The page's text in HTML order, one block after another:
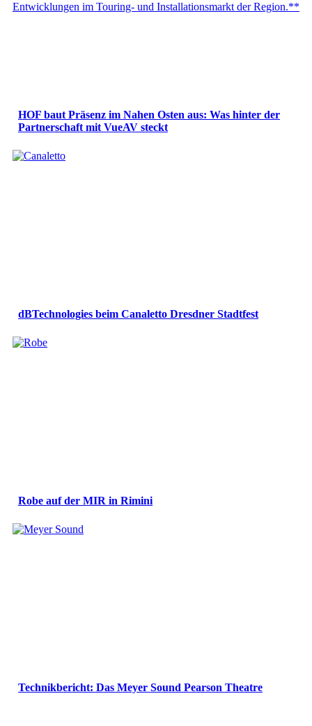
HOF baut Präsenz im Nahen Osten aus: Was hinter der
Partnerschaft mit VueAV steckt
dBTechnologies beim Canaletto Dresdner Stadtfest
Robe auf der MIR in Rimini
Technikbericht: Das Meyer Sound Pearson Theatre